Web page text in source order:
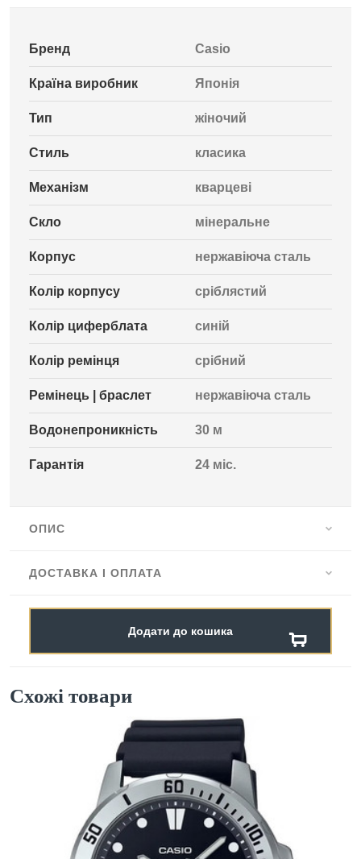
Бренд Casio
Країна виробник Японія
Тип жіночий
Стиль класика
Механізм кварцеві
Скло мінеральне
Корпус нержавіюча сталь
Колір корпусу сріблястий
Колір циферблата синій
Колір ремінця срібний
Ремінець | браслет нержавіюча сталь
Водонепроникність 30 м
Гарантія 24 міс.
ОПИС
ДОСТАВКА І ОПЛАТА
Додати до кошика
Схожі товари